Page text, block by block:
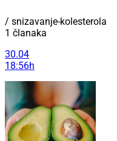
/ snizavanje-kolesterola
1 članaka
30.04
18:56h